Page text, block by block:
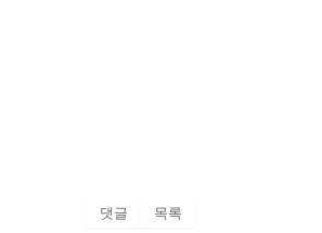
댓글 목록